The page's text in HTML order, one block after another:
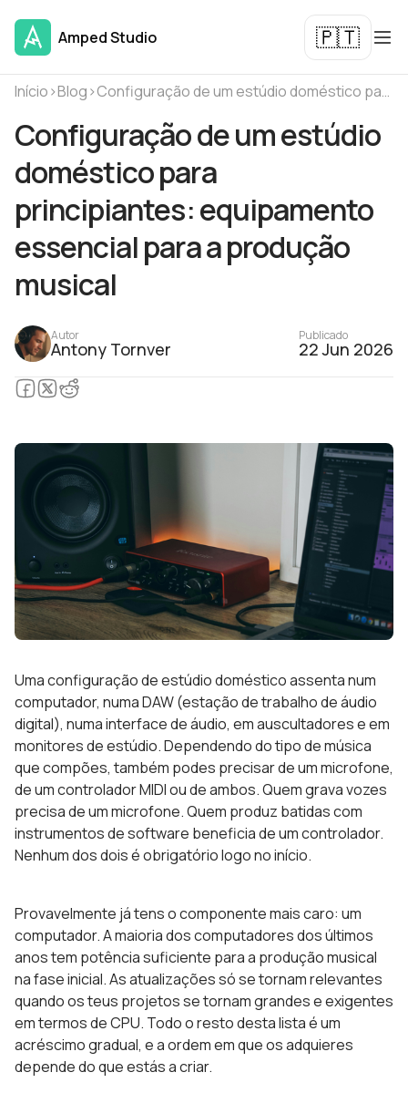
Amped Studio 🇵🇹
Início›Blog› Configuração de um estúdio doméstico para principiantes: equipamento essencial para a produção musical
Configuração de um estúdio
doméstico para
principiantes: equipamento
essencial para a produção
musical
Autor
Antony Tornver
Publicado
22 Jun 2026
Uma configuração de estúdio doméstico assenta num
computador, numa DAW (estação de trabalho de áudio
digital), numa interface de áudio, em auscultadores e em
monitores de estúdio. Dependendo do tipo de música
que compões, também podes precisar de um microfone,
de um controlador MIDI ou de ambos. Quem grava vozes
precisa de um microfone. Quem produz batidas com
instrumentos de software beneficia de um controlador.
Nenhum dos dois é obrigatório logo no início.
Provavelmente já tens o componente mais caro: um
computador. A maioria dos computadores dos últimos
anos tem potência suficiente para a produção musical
na fase inicial. As atualizações só se tornam relevantes
quando os teus projetos se tornam grandes e exigentes
em termos de CPU. Todo o resto desta lista é um
acréscimo gradual, e a ordem em que os adquieres
depende do que estás a criar.